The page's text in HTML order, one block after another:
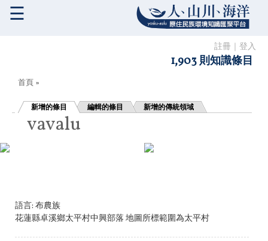
註冊 登入
1,903 則知識條目
☰
您在這裡
首頁 »
新增的條目 編輯的條目 新增的傳統領域
vavalu
語言: 布農族
花蓮縣卓溪鄉太平村中興部落 地圖所標範圍為太平村